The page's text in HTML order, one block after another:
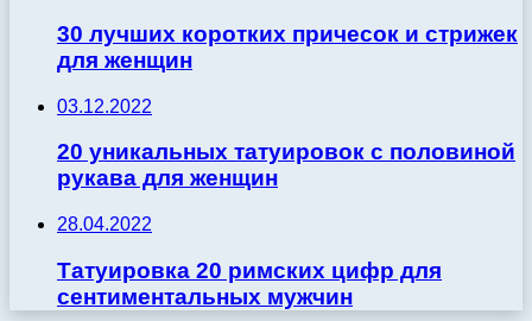
30 лучших коротких причесок и стрижек
для женщин
03.12.2022
20 уникальных татуировок с половиной
рукава для женщин
28.04.2022
Татуировка 20 римских цифр для
сентиментальных мужчин